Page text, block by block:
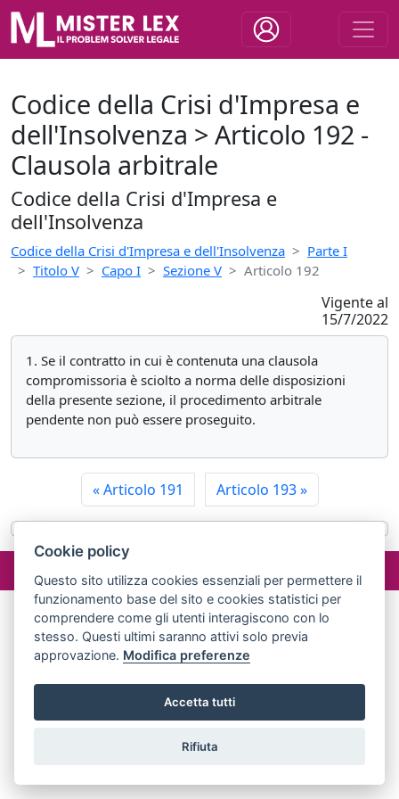
Codice della Crisi d'Impresa e
dell'Insolvenza > Articolo 192 -
Clausola arbitrale
Codice della Crisi d'Impresa e
dell'Insolvenza
Codice della Crisi d'Impresa e dell'Insolvenza
Parte I
Titolo V
Capo I Sezione V Articolo 192
Vigente al
15/7/2022
1. Se il contratto in cui è contenuta una clausola
compromissoria è sciolto a norma delle disposizioni
della presente sezione, il procedimento arbitrale
pendente non può essere proseguito.
«Articolo 191 Articolo 193»
©2024 misterlex.it -
02029690472
Cookie policy
Questo sito utilizza cookies essenziali per permettere il
funzionamento base del sito e cookies statistici per
comprendere come gli utenti interagiscono con lo
stesso. Questi ultimi saranno attivi solo previa
approvazione. Modifica preferenze
Accetta tutti
Rifiuta